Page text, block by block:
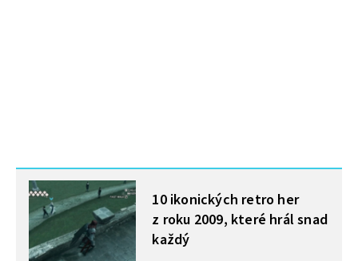
MOHLO BY VÁS ZAJÍMAT
10 ikonických retro her
z roku 2009, které hrál snad
každý